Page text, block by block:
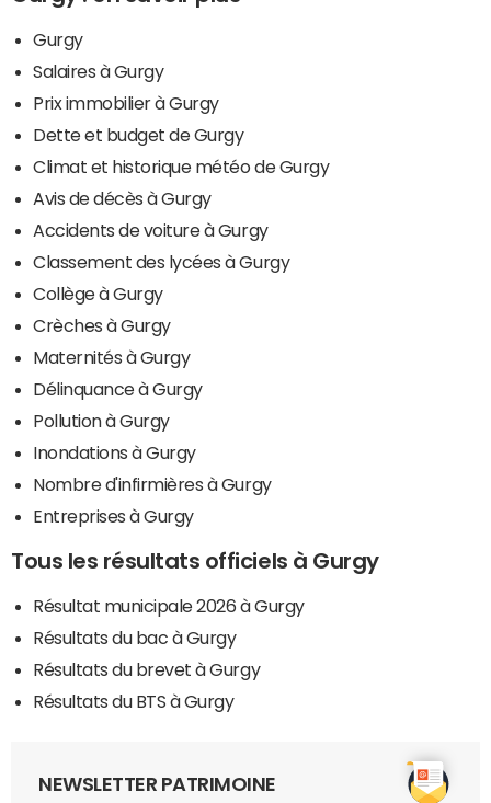
Gurgy
Salaires à Gurgy
Prix immobilier à Gurgy
Dette et budget de Gurgy
Climat et historique météo de Gurgy
Avis de décès à Gurgy
Accidents de voiture à Gurgy
Classement des lycées à Gurgy
Collège à Gurgy
Crèches à Gurgy
Maternités à Gurgy
Délinquance à Gurgy
Pollution à Gurgy
Inondations à Gurgy
Nombre d'infirmières à Gurgy
Entreprises à Gurgy
Tous les résultats officiels à Gurgy
Résultat municipale 2026 à Gurgy
Résultats du bac à Gurgy
Résultats du brevet à Gurgy
Résultats du BTS à Gurgy
NEWSLETTER PATRIMOINE